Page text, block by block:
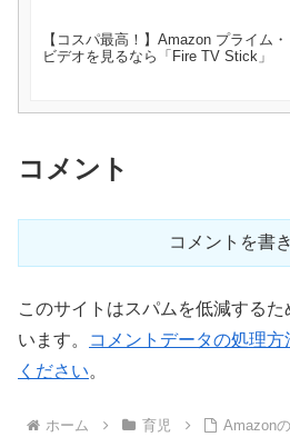
【コスパ最高！】Amazon プライム・
ビデオを見るなら「Fire TV Stick」
コメント
コメントを書
このサイトはスパムを低減する
います。
コメントデータの処理
ください。
ホーム 育児
Amazon